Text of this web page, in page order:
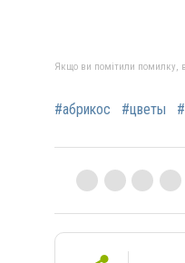
Якщо ви помітили помилку,
#абрикос #цветы